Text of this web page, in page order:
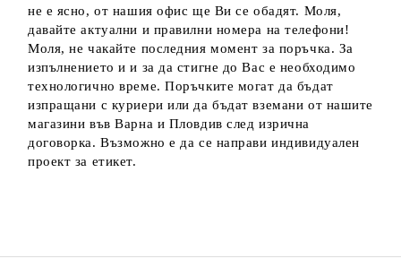
не е ясно, от нашия офис ще Ви се обадят. Моля,
давайте актуални и правилни номера на телефони!
Моля, не чакайте последния момент за поръчка. За
изпълнението и и за да стигне до Вас е необходимо
технологично време. Поръчките могат да бъдат
изпращани с куриери или да бъдат вземани от нашите
магазини във Варна и Пловдив след изрична
договорка. Възможно е да се направи индивидуален
проект за етикет.